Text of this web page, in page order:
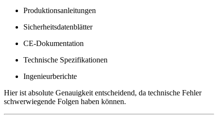
Produktionsanleitungen
Sicherheitsdatenblätter
CE-Dokumentation
Technische Spezifikationen
Ingenieurberichte
Hier ist absolute Genauigkeit entscheidend, da technische Fehler
schwerwiegende Folgen haben können.